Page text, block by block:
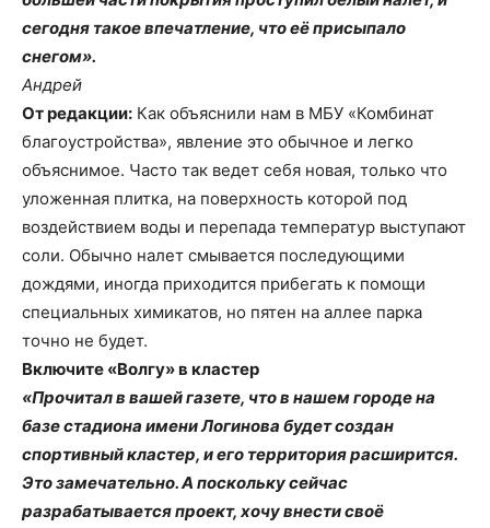
сегодня такое впечатление, что её присыпало
снегом».
Андрей
От редакции: Как объяснили нам в МБУ «Комбинат
благоустройства», явление это обычное и легко
объяснимое. Часто так ведет себя новая, только что
уложенная плитка, на поверхность которой под
воздействием воды и перепада температур выступают
соли. Обычно налет смывается последующими
дождями, иногда приходится прибегать к помощи
специальных химикатов, но пятен на аллее парка
точно не будет.
Включите «Волгу» в кластер
«Прочитал в вашей газете, что в нашем городе на
базе стадиона имени Логинова будет создан
спортивный кластер, и его территория расширится.
Это замечательно. А поскольку сейчас
разрабатывается проект, хочу внести своё